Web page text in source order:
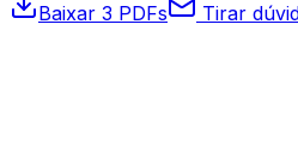
Baixar 3 PDFs Tirar